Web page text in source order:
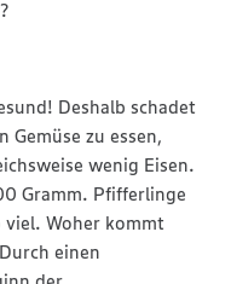
Deshalb schadet
Gemüse zu essen,
wenig Eisen.
Gramm. Pfifferlinge
Woher kommt
einen